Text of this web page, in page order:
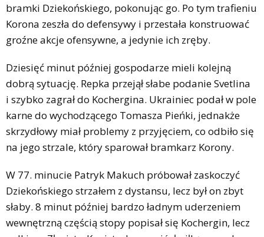
bramki Dziekońskiego, pokonując go. Po tym trafieniu
Korona zeszła do defensywy i przestała konstruować
groźne akcje ofensywne, a jedynie ich zręby.
Dziesięć minut później gospodarze mieli kolejną
dobrą sytuację. Repka przejął słabe podanie Svetlina
i szybko zagrał do Kochergina. Ukrainiec podał w pole
karne do wychodzącego Tomasza Pieńki, jednakże
skrzydłowy miał problemy z przyjęciem, co odbiło się
na jego strzale, który sparował bramkarz Korony.
W 77. minucie Patryk Makuch próbował zaskoczyć
Dziekońskiego strzałem z dystansu, lecz był on zbyt
słaby. 8 minut później bardzo ładnym uderzeniem
wewnętrzną częścią stopy popisał się Kochergin, lecz